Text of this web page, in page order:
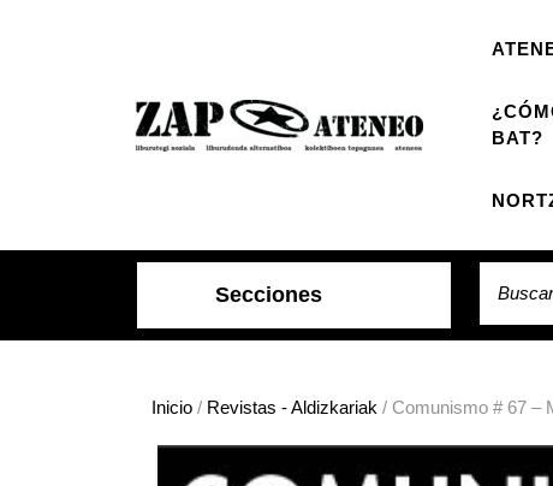
BAT?
Secciones
Inicio / Revistas - Aldizkariak / Comunismo # 67 –